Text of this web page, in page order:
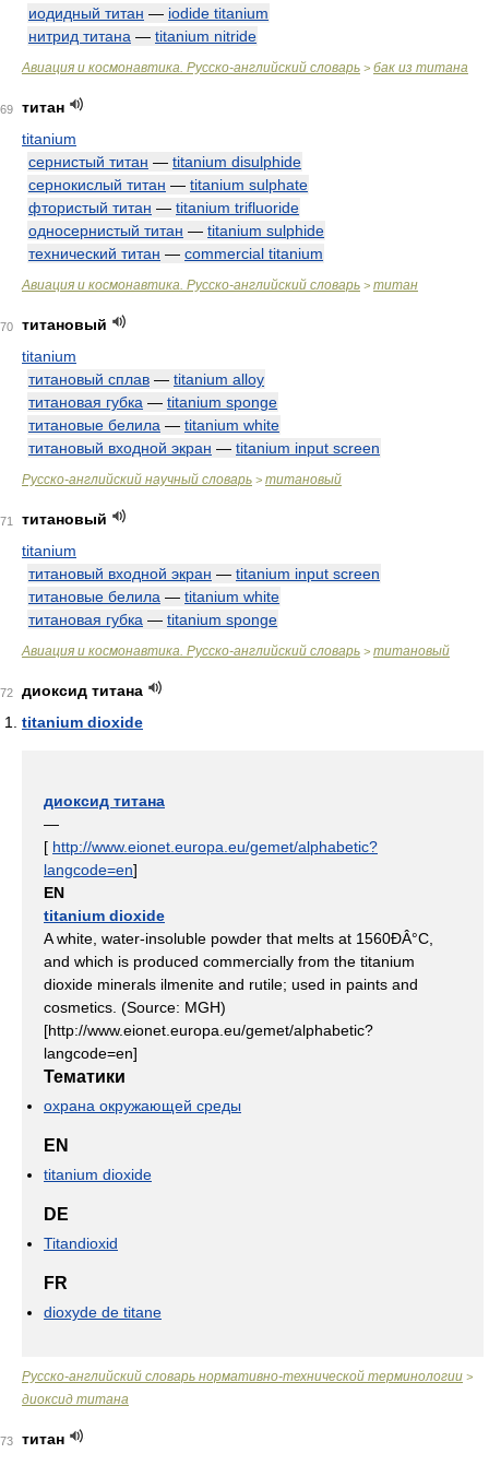
иодидный титан — iodide titanium
нитрид титана — titanium nitride
Авиация и космонавтика. Русско-английский словарь > бак из титана
69
титан
titanium
сернистый титан — titanium disulphide
сернокислый титан — titanium sulphate
фтористый титан — titanium trifluoride
односернистый титан — titanium sulphide
технический титан — commercial titanium
Авиация и космонавтика. Русско-английский словарь > титан
70
титановый
titanium
титановый сплав — titanium alloy
титановая губка — titanium sponge
титановые белила — titanium white
титановый входной экран — titanium input screen
Русско-английский научный словарь > титановый
71
титановый
titanium
титановый входной экран — titanium input screen
титановые белила — titanium white
титановая губка — titanium sponge
Авиация и космонавтика. Русско-английский словарь > титановый
72
диоксид титана
titanium dioxide
диоксид титана
—
[ http://www.eionet.europa.eu/gemet/alphabetic?
langcode=en]
EN
titanium dioxide
A white, water-insoluble powder that melts at 1560ĐÂ°C,
and which is produced commercially from the titanium
dioxide minerals ilmenite and rutile; used in paints and
cosmetics. (Source: MGH)
[http://www.eionet.europa.eu/gemet/alphabetic?
langcode=en]
Тематики
охрана окружающей среды
EN
titanium dioxide
DE
Titandioxid
FR
dioxyde de titane
Русско-английский словарь нормативно-технической терминологии >
диоксид титана
73
титан